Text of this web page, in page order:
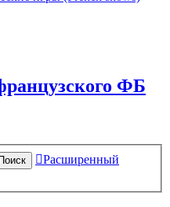
ФБ
Поиск
Расширенный